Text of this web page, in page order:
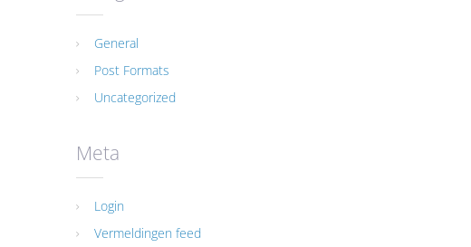
General
Post Formats
Uncategorized
Meta
Login
Vermeldingen feed